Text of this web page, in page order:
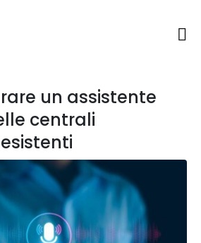
un assistente
centrali